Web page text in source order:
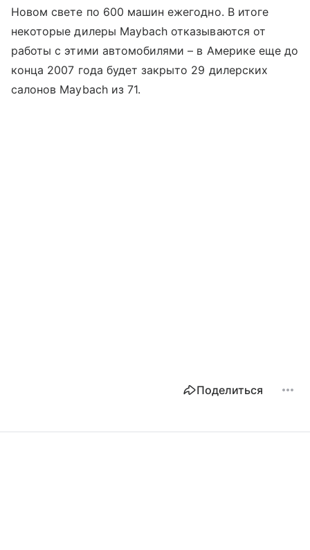
Новом свете по 600 машин ежегодно. В итоге
некоторые дилеры Maybach отказываются от
работы с этими автомобилями – в Америке еще до
конца 2007 года будет закрыто 29 дилерских
салонов Maybach из 71.
Поделиться